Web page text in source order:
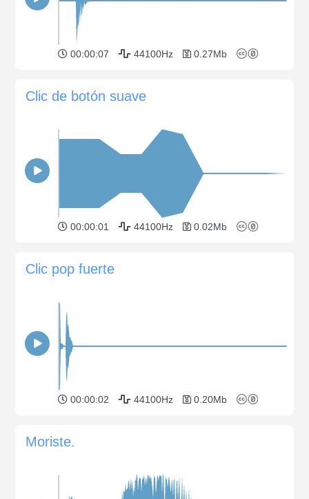
00:00:07 44100Hz 0.27Mb
Clic de botón suave
00:00:01 44100Hz 0.02Mb
Clic pop fuerte
00:00:02 44100Hz 0.20Mb
Moriste.